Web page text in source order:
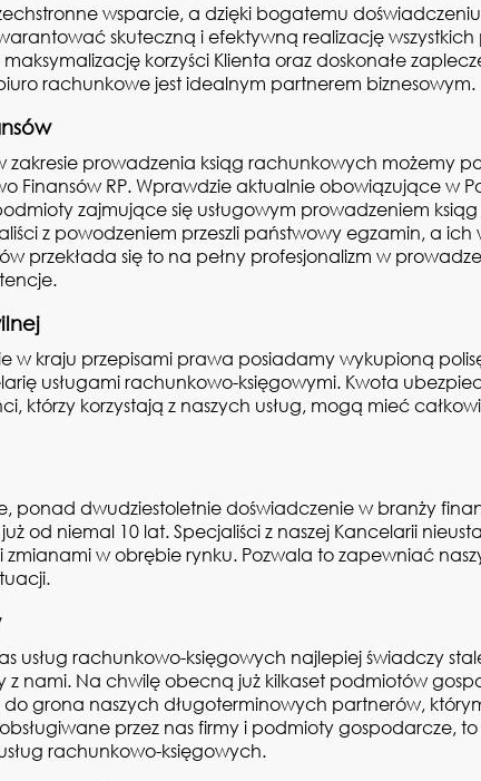
wsparcie, a dzięki bogatemu
skuteczną i efektywną realizację
korzyści Klienta oraz doskonałe
rachunkowe jest idealnym partnerem biznesowym.
zakresie prowadzenia ksiąg rachunkowych możemy
Finansów RP. Wprawdzie aktualnie obowiązujące
zajmujące się usługowym prowadzeniem
z powodzeniem przeszli państwowy egzamin, a ich
przekłada się to na pełny profesjonalizm w
w kraju przepisami prawa posiadamy wykupioną
usługami rachunkowo-księgowymi. Kwota
którzy korzystają z naszych usług, mogą mieć
ponad dwudziestoletnie doświadczenie w branży
od niemal 10 lat. Specjaliści z naszej Kancelarii
zmianami w obrębie rynku. Pozwala to zapewniać
usług rachunkowo-księgowych najlepiej świadczy
z nami. Na chwilę obecną już kilkaset podmiotów
grona naszych długoterminowych partnerów,
przez nas firmy i podmioty gospodarcze,
rachunkowo-księgowych.